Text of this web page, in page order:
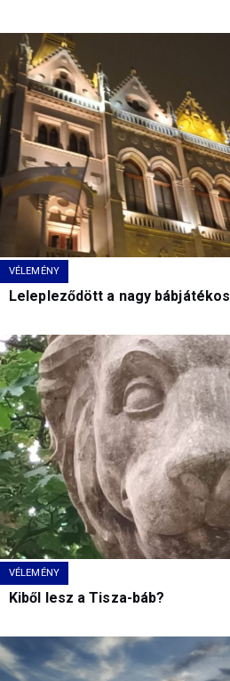
VÉLEMÉNY
Lelepleződött a nagy bábjátékos
VÉLEMÉNY
Kiből lesz a Tisza-báb?